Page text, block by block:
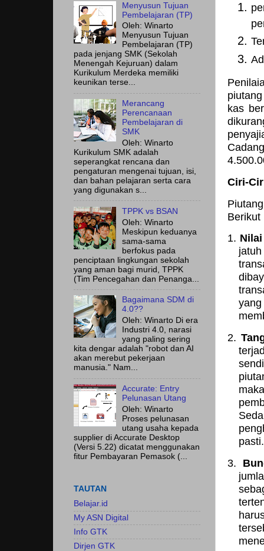
kas
Ciri-
Berikut
1.
2.
3.
Menyusun Tujuan
Pembelajaran (TP)
Oleh: Winarto
Menyusun Tujuan
Pembelajaran (TP)
pada jenjang SMK (Sekolah
Menengah Kejuruan) dalam
Kurikulum Merdeka memiliki
keunikan terse...
Merancang
Perencanaan
Pembelajaran di
SMK
Oleh: Winarto
Kurikulum SMK adalah
seperangkat rencana dan
pengaturan mengenai tujuan, isi,
dan bahan pelajaran serta cara
yang digunakan s...
TPPK vs BSAN
Oleh: Winarto
Meskipun keduanya
sama-sama
berfokus pada
penciptaan lingkungan sekolah
yang aman bagi murid, TPPK
(Tim Pencegahan dan Penanga...
Bagaimana SDM di
4.0??
Oleh: Winarto Di era
Industri 4.0, narasi
yang paling sering
kita dengar adalah "robot dan AI
akan merebut pekerjaan
manusia." Nam...
Accurate: Entry
Pelunasan Utang
Oleh: Winarto
Proses pelunasan
utang usaha kepada
supplier di Accurate Desktop
(Versi 5.22) dicatat menggunakan
fitur Pembayaran Pemasok (...
TAUTAN
Belajar.id
My ASN Digital
Info GTK
Dirjen GTK